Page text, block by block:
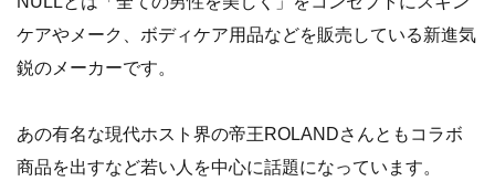
ケアやメーク、ボディケア用品などを販売している新進気
鋭のメーカーです。
あの有名な現代ホスト界の帝王ROLANDさんともコラボ
商品を出すなど若い人を中心に話題になっています。